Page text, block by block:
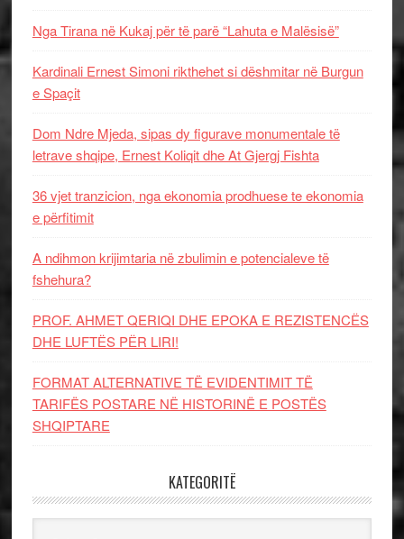
Nga Tirana në Kukaj për të parë “Lahuta e Malësisë”
Kardinali Ernest Simoni rikthehet si dëshmitar në Burgun
e Spaçit
Dom Ndre Mjeda, sipas dy figurave monumentale të
letrave shqipe, Ernest Koliqit dhe At Gjergj Fishta
36 vjet tranzicion, nga ekonomia prodhuese te ekonomia
e përfitimit
A ndihmon krijimtaria në zbulimin e potencialeve të
fshehura?
PROF. AHMET QERIQI DHE EPOKA E REZISTENCЁS
DHE LUFTЁS PЁR LIRI!
FORMAT ALTERNATIVE TË EVIDENTIMIT TË
TARIFËS POSTARE NË HISTORINË E POSTËS
SHQIPTARE
KATEGORITË